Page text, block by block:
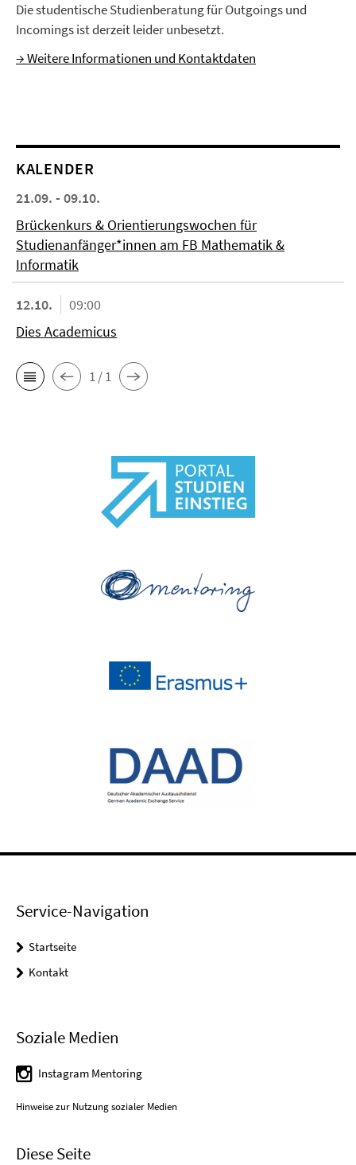
Die studentische Studienberatung für Outgoings und
Incomings ist derzeit leider unbesetzt.
→ Weitere Informationen und Kontaktdaten
KALENDER
21.09. - 09.10.
Brückenkurs & Orientierungswochen für
Studienanfänger*innen am FB Mathematik &
Informatik
12.10.
09:00
Dies Academicus
1 / 1
Service-Navigation
Startseite
Kontakt
Soziale Medien
Instagram Mentoring
Hinweise zur Nutzung sozialer Medien
Diese Seite